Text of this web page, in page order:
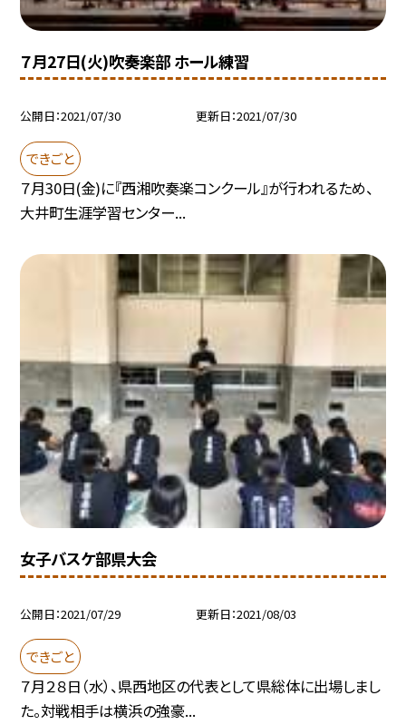
７月27日(火)吹奏楽部 ホール練習
公開日 2021/07/30 更新日 2021/07/30
できごと
７月30日(金)に『西湘吹奏楽コンクール』が行われるため、
大井町生涯学習センター...
女子バスケ部県大会
公開日 2021/07/29 更新日 2021/08/03
できごと
７月２８日（水）、県西地区の代表として県総体に出場しまし
た。対戦相手は横浜の強豪...